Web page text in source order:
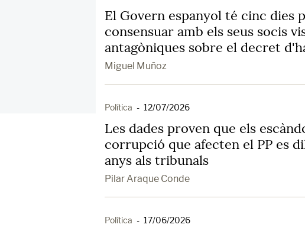
El Govern espanyol té cinc dies
consensuar amb els seus socis
antagòniques sobre el decret
Miguel Muñoz
Política - 12/07/2026
Les dades proven que els
corrupció que afecten el PP es
anys als tribunals
Pilar Araque Conde
Política - 17/06/2026